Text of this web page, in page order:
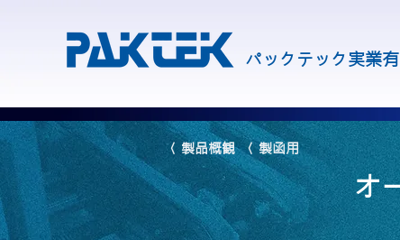
パックテック実業
〈 製品概観 〈 製函用
オ